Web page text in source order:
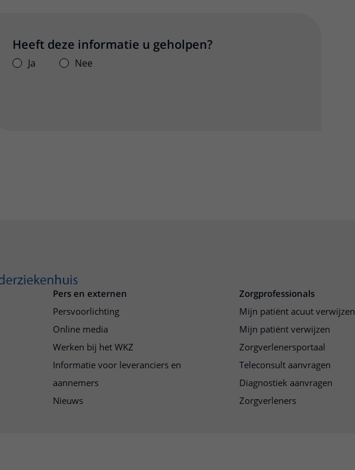
Heeft deze informatie u geholpen?
Ja Nee
Pers en externen
Persvoorlichting
Online media
Werken bij het WKZ
Informatie voor leveranciers en
aannemers
Nieuws
Zorgprofessionals
Mijn patiënt acuut verwijzen
Mijn patiënt verwijzen
Zorgverlenersportaal
Teleconsult aanvragen
Diagnostiek aanvragen
Zorgverleners